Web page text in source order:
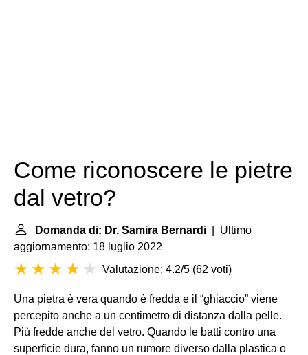
Come riconoscere le pietre
dal vetro?
Domanda di: Dr. Samira Bernardi | Ultimo
aggiornamento: 18 luglio 2022
Valutazione: 4.2/5 (62 voti)
Una pietra è vera quando è fredda e il “ghiaccio” viene
percepito anche a un centimetro di distanza dalla pelle.
Più fredde anche del vetro. Quando le batti contro una
superficie dura, fanno un rumore diverso dalla plastica o